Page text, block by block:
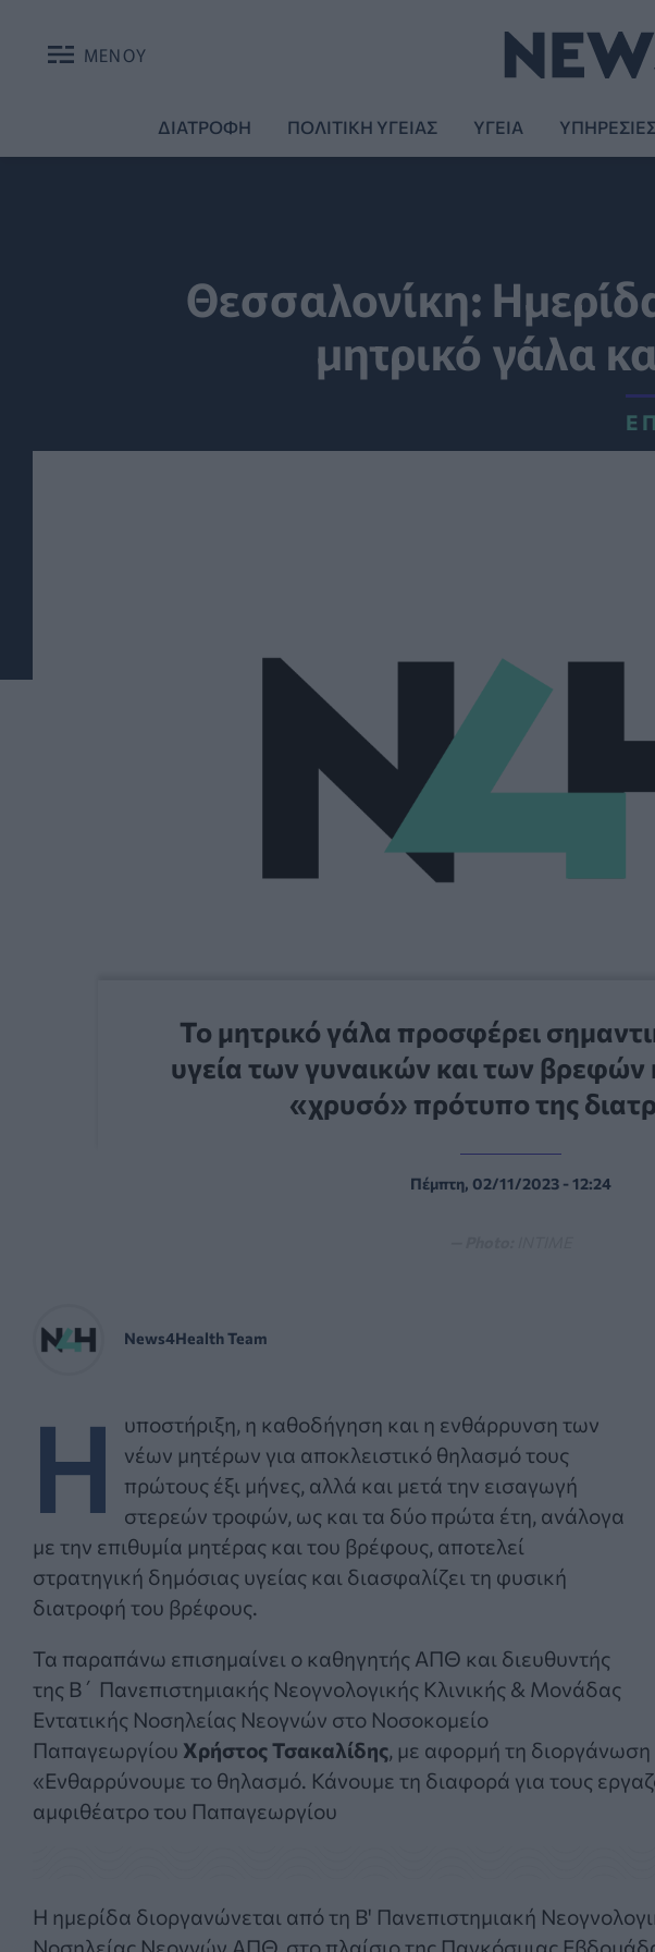
ΜΕΝΟΥ
ΔΙΑΤΡΟΦΗ ΠΟΛΙΤΙΚΗ ΥΓΕΙΑΣ ΥΓΕΙΑ
Θεσσαλονίκη:
μητρικό γάλα
Το μητρικό γάλα προσφέρει
υγεία των γυναικών και των βρεφών
«χρυσό» πρότυπο της
Πέμπτη, 02/11/2023 - 12:24
News4Health Team
Η
υποστήριξη, η καθοδήγηση και η ενθάρρυνση των
νέων μητέρων για αποκλειστικό θηλασμό τους
πρώτους έξι μήνες, αλλά και μετά την εισαγωγή
στερεών τροφών, ως και τα δύο πρώτα έτη, ανάλογα
με την επιθυμία μητέρας και του βρέφους, αποτελεί
στρατηγική δημόσιας υγείας και διασφαλίζει τη φυσική
διατροφή του βρέφους.
Τα παραπάνω επισημαίνει ο καθηγητής ΑΠΘ και διευθυντής
της Β΄ Πανεπιστημιακής Νεογνολογικής Κλινικής & Mονάδας
Eντατικής Nοσηλείας Nεογνών στο Νοσοκομείο
Παπαγεωργίου Χρήστος Τσακαλίδης, με αφορμή τη διοργάνωση
«Ενθαρρύνουμε το θηλασμό. Κάνουμε τη διαφορά για τους
αμφιθέατρο του Παπαγεωργίου
Η ημερίδα διοργανώνεται από τη Β' Πανεπιστημιακή
Νοσηλείας Νεογνών ΑΠΘ, στο πλαίσιο της Παγκόσμιας